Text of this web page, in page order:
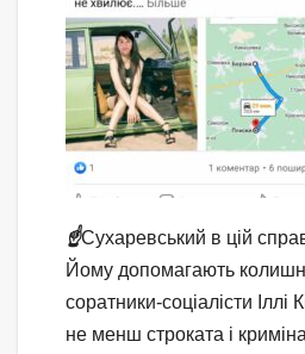
☝️Сухаревський в цій
Йому допомагають
соратники-соціалісти Іллі
не менш строката і